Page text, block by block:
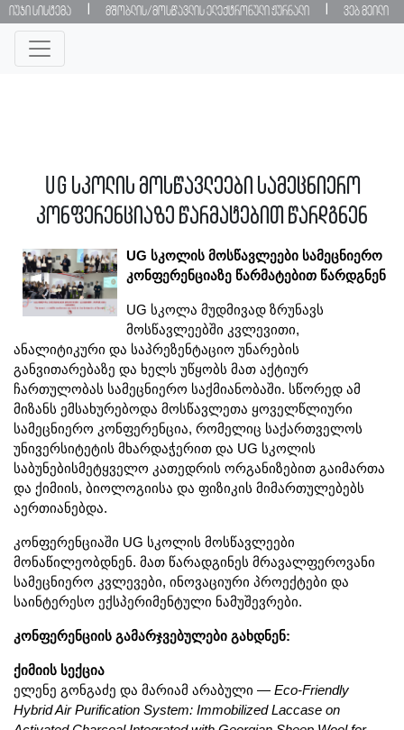
იუჯი სისტემა მშობლის/მოსწავლის ელექტრონული ჟურნალი ვებ მეილი
UG სკოლის მოსწავლეები სამეცნიერო
კონფერენციაზე წარმატებით წარდგნენ
UG სკოლის მოსწავლეები სამეცნიერო
კონფერენციაზე წარმატებით წარდგნენ
UG სკოლა მუდმივად ზრუნავს
მოსწავლეებში კვლევითი,
ანალიტიკური და საპრეზენტაციო უნარების
განვითარებაზე და ხელს უწყობს მათ აქტიურ
ჩართულობას სამეცნიერო საქმიანობაში. სწორედ ამ
მიზანს ემსახურებოდა მოსწავლეთა ყოველწლიური
სამეცნიერო კონფერენცია, რომელიც საქართველოს
უნივერსიტეტის მხარდაჭერით და UG სკოლის
საბუნებისმეტყველო კათედრის ორგანიზებით გაიმართა
და ქიმიის, ბიოლოგიისა და ფიზიკის მიმართულებებს
აერთიანებდა.
კონფერენციაში UG სკოლის მოსწავლეები
მონაწილეობდნენ. მათ წარადგინეს მრავალფეროვანი
სამეცნიერო კვლევები, ინოვაციური პროექტები და
საინტერესო ექსპერიმენტული ნამუშევრები.
კონფერენციის გამარჯვებულები გახდნენ:
ქიმიის სექცია
ელენე გონგაძე და მარიამ არაბული — Eco-Friendly
Hybrid Air Purification System: Immobilized Laccase on